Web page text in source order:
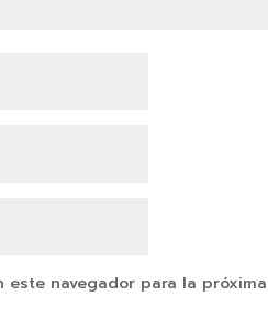
navegador para la